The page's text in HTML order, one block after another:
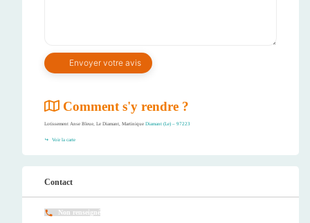
Comment s'y rendre ?
Lotissement Anse Bleue, Le Diamant, Martinique Diamant (Le) – 97223
Voir la carte
Contact
Non renseigné